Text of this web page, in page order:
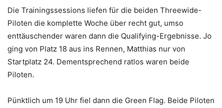
Die Trainingssessions liefen für die beiden Threewide-
Piloten die komplette Woche über recht gut, umso
enttäuschender waren dann die Qualifying-Ergebnisse. Jo
ging von Platz 18 aus ins Rennen, Matthias nur von
Startplatz 24. Dementsprechend ratlos waren beide
Piloten.
Pünktlich um 19 Uhr fiel dann die Green Flag. Beide Piloten